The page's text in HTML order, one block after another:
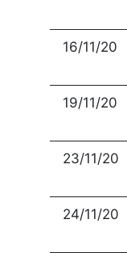
16/11/20
19/11/20
23/11/20
24/11/20